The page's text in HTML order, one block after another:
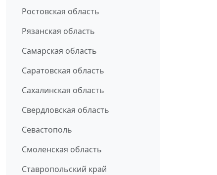
Ростовская область
Рязанская область
Самарская область
Саратовская область
Сахалинская область
Свердловская область
Севастополь
Смоленская область
Ставропольский край